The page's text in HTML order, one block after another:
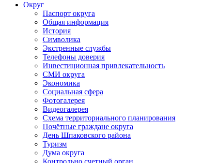
Округ
Паспорт округа
Общая информация
История
Символика
Экстренные службы
Телефоны доверия
Инвестиционная привлекательность
СМИ округа
Экономика
Социальная сфера
Фотогалерея
Видеогалерея
Схема территориального планирования
Почётные граждане округа
День Шпаковского района
Туризм
Дума округа